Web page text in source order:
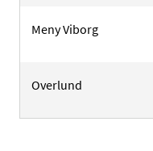
Meny Viborg
Overlund